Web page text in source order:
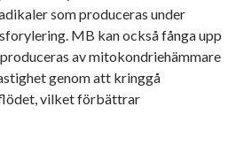
som produceras under
MB kan också fånga upp
av mitokondriehämmare
genom att kringgå
vilket förbättrar